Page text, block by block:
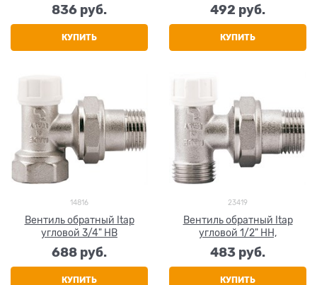
836 руб.
КУПИТЬ
492 руб.
КУПИТЬ
14816
Вентиль обратный Itap
угловой 3/4" НВ
688 руб.
КУПИТЬ
23419
Вентиль обратный Itap
угловой 1/2" НН,
483 руб.
КУПИТЬ